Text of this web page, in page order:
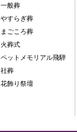
一般葬
やすらぎ葬
まごころ葬
火葬式
ペットメモリアル飛騨
社葬
花飾り祭壇